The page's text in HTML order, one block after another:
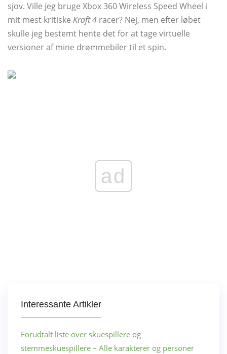
sjov. Ville jeg bruge Xbox 360 Wireless Speed ​​Wheel i
mit mest kritiske Kraft 4 racer? Nej, men efter løbet
skulle jeg bestemt hente det for at tage virtuelle
versioner af mine drømmebiler til et spin.
ad
Interessante Artikler
Forudtalt liste over skuespillere og
stemmeskuespillere – Alle karakterer og personer